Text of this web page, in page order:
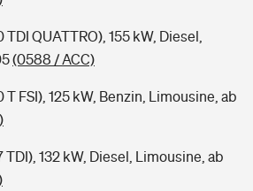
QUATTRO), 155 kW, Diesel,
(0588 / ACC)
T FSI), 125 kW, Benzin, Limousine, ab
TDI), 132 kW, Diesel, Limousine, ab